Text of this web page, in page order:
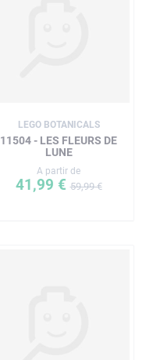
LEGO BOTANICALS
11504 - LES FLEURS DE
LUNE
A partir de
41,99 €59,99 €